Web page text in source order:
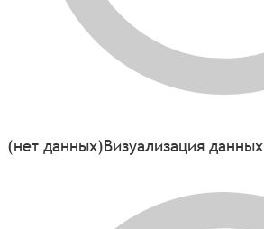
(нет данных)Визуализация данных